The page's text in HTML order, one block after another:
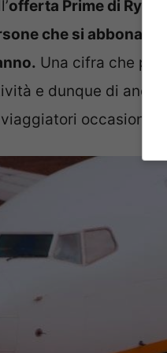
offerta Prime di
che si
Una cifra che
e dunque di
occasionali.